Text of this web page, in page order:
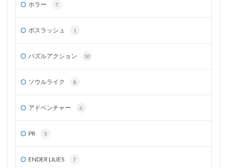
ホラー 7
ボスラッシュ 1
パズルアクション 10
ソウルライク 8
アドベンチャー 6
PR 5
ENDER LILIES 7